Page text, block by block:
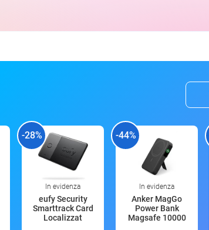
-28%
In evidenza
eufy Security
Smarttrack Card
Localizzat
-44%
In evidenza
Anker MagGo
Power Bank
Magsafe 10000